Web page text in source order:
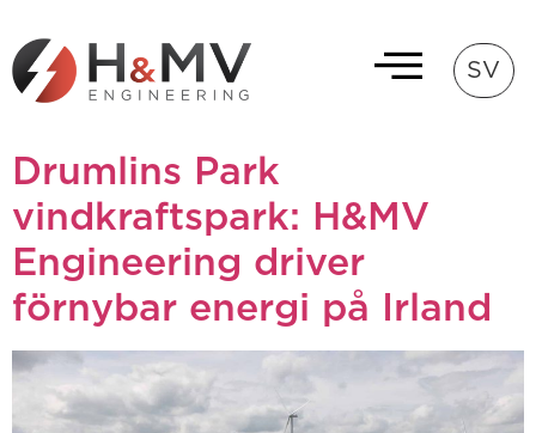
SV
Drumlins Park
vindkraftspark: H&MV
Engineering driver
förnybar energi på Irland